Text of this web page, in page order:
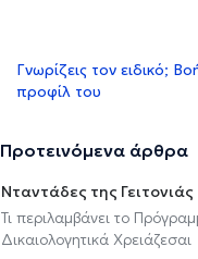
Γνωρίζεις τον ειδικό;
προφίλ του
Προτεινόμενα άρθρα
Νταντάδες της Γειτονιάς
Τι περιλαμβάνει το
Δικαιολογητικά Χρειάζεσαι